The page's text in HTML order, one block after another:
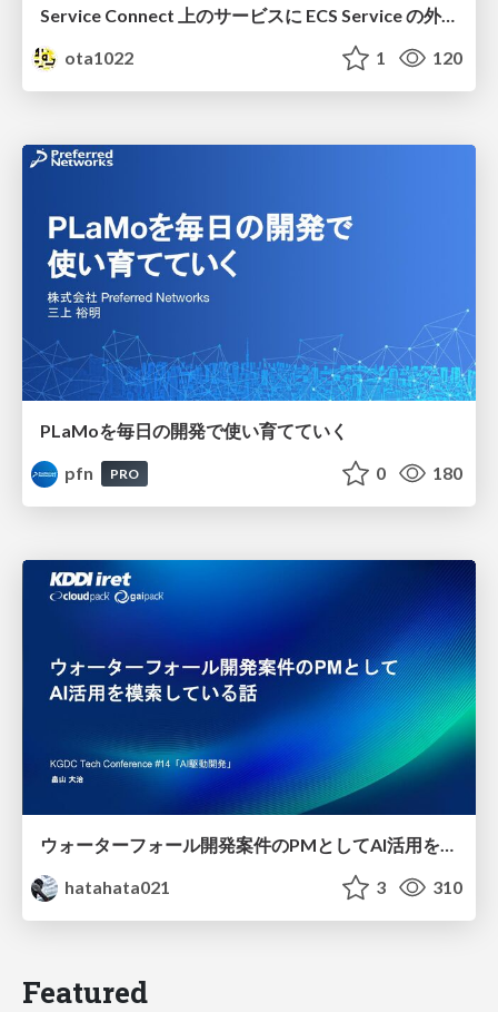
Service Connect 上のサービスに ECS Service の外側から到達できなかった話
ota1022
1 120
PLaMoを毎日の開発で使い育てていく
pfn
PRO 0 180
ウォーターフォール開発案件のPMとしてAI活用を模索している話
hatahata021
3 310
Featured